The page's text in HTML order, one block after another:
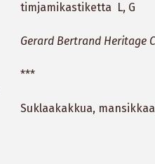
timjamikastiketta L, G​
Gerard Bertrand Heritage
***
Suklaakakkua,